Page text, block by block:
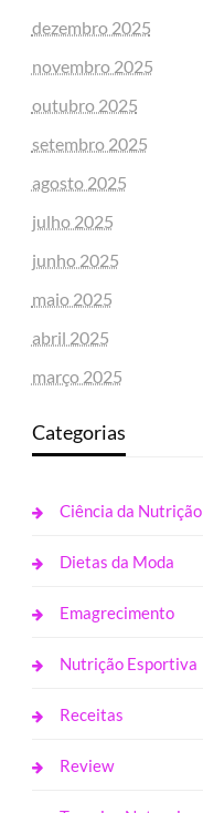
dezembro 2025
novembro 2025
outubro 2025
setembro 2025
agosto 2025
julho 2025
junho 2025
maio 2025
abril 2025
março 2025
Categorias
Ciência da Nutrição
Dietas da Moda
Emagrecimento
Nutrição Esportiva
Receitas
Review